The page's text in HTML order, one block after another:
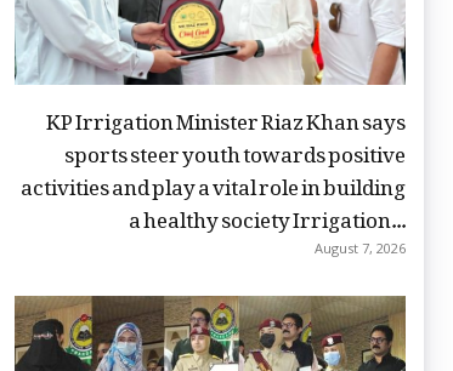
KP Irrigation Minister Riaz Khan says
sports steer youth towards positive
activities and play a vital role in building
a healthy society Irrigation...
August 7, 2026